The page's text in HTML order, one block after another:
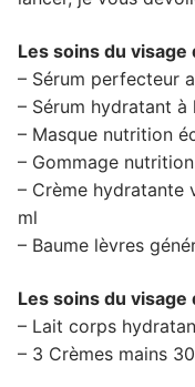
Les soins du
– Sérum perfecteur
– Sérum hydratant à
– Masque nutrition
– Gommage
– Crème hydratante
ml
– Baume lèvres
Les soins du
– Lait corps
– 3 Crèmes mains